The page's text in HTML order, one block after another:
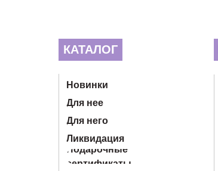
Ликвидация
Для него
Подарочные
сертификаты
КАТАЛОГ
Для нее
Новинки